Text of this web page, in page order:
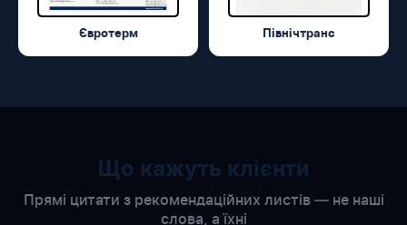
Євротерм Північтранс
Що кажуть клієнти
Прямі цитати з рекомендаційних листів — не наші
слова, а їхні